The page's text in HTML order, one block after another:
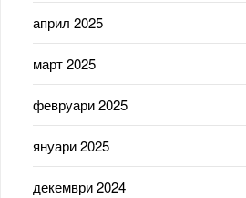
април 2025
март 2025
февруари 2025
януари 2025
декември 2024